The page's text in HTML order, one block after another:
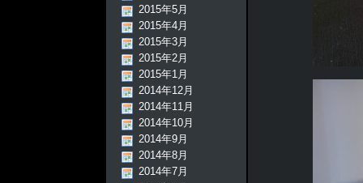
2015年5月
2015年4月
2015年3月
2015年2月
2015年1月
2014年12月
2014年11月
2014年10月
2014年9月
2014年8月
2014年7月